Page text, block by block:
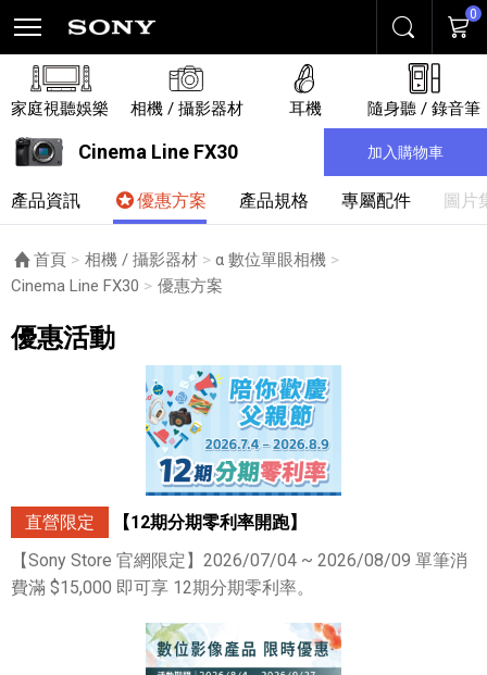
搜尋 購物
0
家庭視聽娛樂 相機 / 攝影器材 耳機 隨身聽 / 錄音筆
Cinema Line FX30 加入購物車
產品資訊 優惠方案 產品規格 專屬配件 圖片
首頁 相機 / 攝影器材
α 數位單眼相機
Cinema Line FX30
目前頁面：
優惠方案
優惠活動
直營限定
【12期分期零利率開跑】
【Sony Store 官網限定】2026/07/04 ~ 2026/08/09 單筆消
費滿 $15,000 即可享 12期分期零利率。